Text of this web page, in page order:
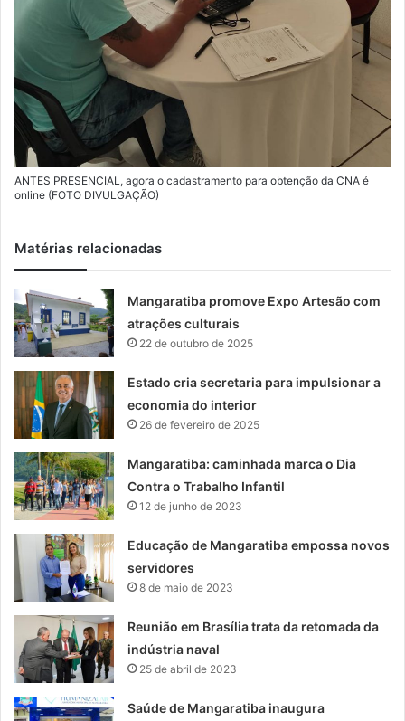
ANTES PRESENCIAL, agora o cadastramento para obtenção da CNA é
online (FOTO DIVULGAÇÃO)
Matérias relacionadas
Mangaratiba promove Expo Artesão com
atrações culturais
22 de outubro de 2025
Estado cria secretaria para impulsionar a
economia do interior
26 de fevereiro de 2025
Mangaratiba: caminhada marca o Dia
Contra o Trabalho Infantil
12 de junho de 2023
Educação de Mangaratiba empossa novos
servidores
8 de maio de 2023
Reunião em Brasília trata da retomada da
indústria naval
25 de abril de 2023
Saúde de Mangaratiba inaugura